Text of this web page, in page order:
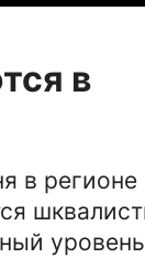
в
в регионе
уровень